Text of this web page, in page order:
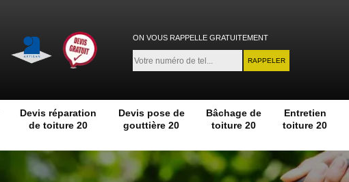
ON VOUS RAPPELLE GRATUITEMENT
Devis réparation
de toiture 20
Devis pose de
gouttière 20
Bâchage de
toiture 20
Entretien
toiture 20